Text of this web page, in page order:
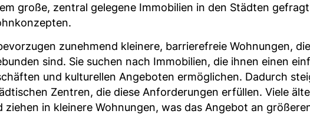
große, zentral gelegene Immobilien in den Städten
zunehmend kleinere, barrierefreie Wohnungen,
sind. Sie suchen nach Immobilien, die ihnen einen
und kulturellen Angeboten ermöglichen. Dadurch
Zentren, die diese Anforderungen erfüllen. Viele
ziehen in kleinere Wohnungen, was das Angebot an